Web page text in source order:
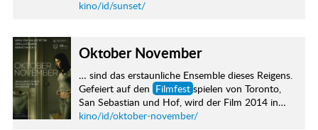
kino/id/sunset/
Oktober November
… sind das erstaunliche Ensemble dieses Reigens.
Gefeiert auf den Filmfest spielen von Toronto,
San Sebastian und Hof, wird der Film 2014 in…
kino/id/oktober-november/